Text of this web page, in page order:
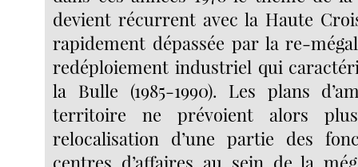
devient récurrent avec la Haute
rapidement dépassée par la re-
redéploiement industriel qui
la Bulle (1985-1990). Les plans
territoire ne prévoient alors
relocalisation d’une partie des
centres d’affaires au sein de la